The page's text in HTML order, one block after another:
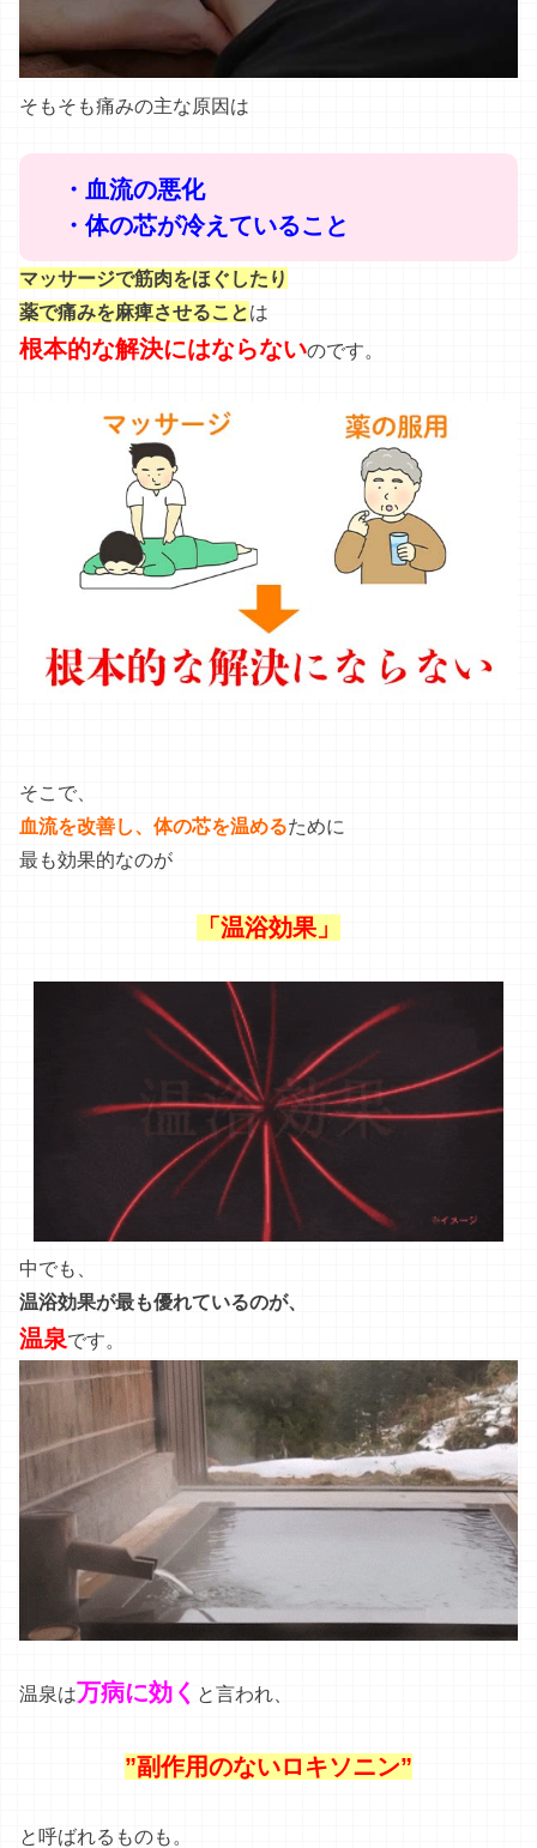
そもそも痛みの主な原因は
・血流の悪化
・体の芯が冷えていること
マッサージで筋肉をほぐしたり
薬で痛みを麻痺させることは
根本的な解決にはならないのです。
そこで、
血流を改善し、体の芯を温めるために
最も効果的なのが
「温浴効果」
中でも、
温浴効果が最も優れているのが、
温泉です。
温泉は万病に効く と言われ、
”副作用のないロキソニン”
と呼ばれるものも。